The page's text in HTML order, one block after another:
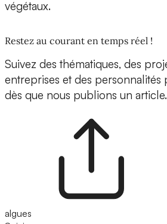
végétaux.
Restez au courant en temps réel !
Suivez des thématiques, des
entreprises et des personnalités
dès que nous publions un article.
algues